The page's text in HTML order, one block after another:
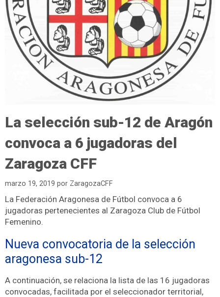
La selección sub-12 de Aragón
convoca a 6 jugadoras del
Zaragoza CFF
marzo 19, 2019 por ZaragozaCFF
La Federación Aragonesa de Fútbol convoca a 6
jugadoras pertenecientes al Zaragoza Club de Fútbol
Femenino.
Nueva convocatoria de la selección
aragonesa sub-12
A continuación, se relaciona la lista de las 16 jugadoras
convocadas, facilitada por el seleccionador territorial,